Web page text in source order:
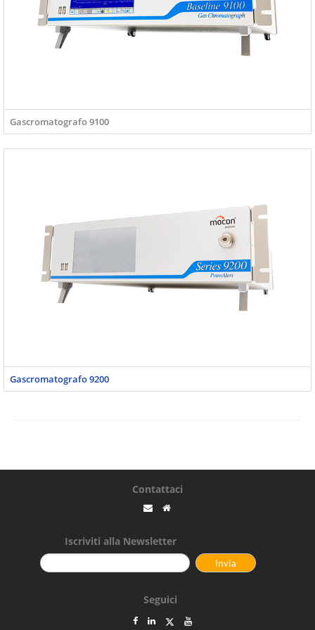
Gascromatografo 9100
Gascromatografo 9200
Contattaci
Iscriviti alla Newsletter
Seguici